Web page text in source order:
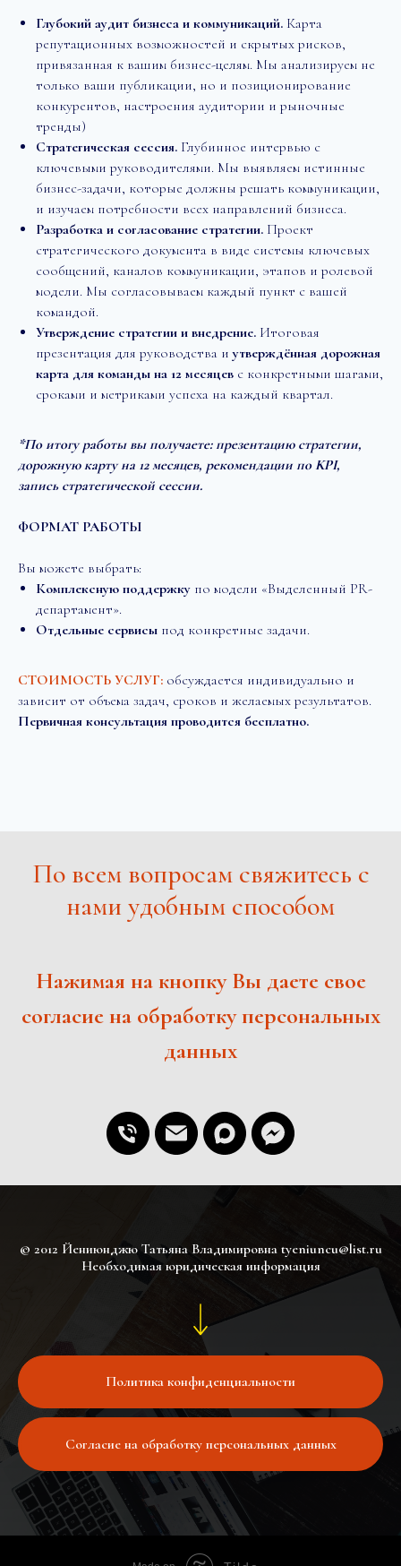
Глубокий аудит бизнеса и коммуникаций. Карта
репутационных возможностей и скрытых рисков,
привязанная к вашим бизнес-целям. Мы анализируем не
только ваши публикации, но и позиционирование
конкурентов, настроения аудитории и рыночные
тренды)
Стратегическая сессия. Глубинное интервью с
ключевыми руководителями. Мы выявляем истинные
бизнес-задачи, которые должны решать коммуникации,
и изучаем потребности всех направлений бизнеса.
Разработка и согласование стратегии. Проект
стратегического документа в виде системы ключевых
сообщений, каналов коммуникации, этапов и ролевой
модели. Мы согласовываем каждый пункт с вашей
командой.
Утверждение стратегии и внедрение. Итоговая
презентация для руководства иутверждённая дорожная
карта для команды на 12 месяцев с конкретными шагами,
сроками и метриками успеха на каждый квартал.
*По итогу работы вы получаете: презентацию стратегии,
дорожную карту на 12 месяцев, рекомендации по KPI,
запись стратегической сессии.
ФОРМАТ РАБОТЫ
Вы можете выбрать:
Комплексную поддержку по модели «Выделенный PR-
департамент».
Отдельные сервисы под конкретные задачи.
СТОИМОСТЬ УСЛУГ: обсуждается индивидуально и
зависит от объема задач, сроков и желаемых результатов.
Первичная консультация проводится бесплатно.
По всем вопросам свяжитесь с
нами удобным способом
Нажимая на кнопку Вы даете свое
согласие на обработку персональных
данных
© 2012 Йениюнджю Татьяна Владимировна tyeniuncu@list.ru
Необходимая юридическая информация
Политика конфиденциальности
Согласие на обработку персональных данных